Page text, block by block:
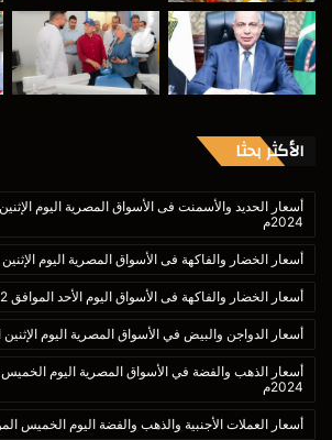
الأكثر بحثا
2024م
أسعار الخضار والفاكهة فى الأسواق المصرية اليوم الإثنين الموافق 20
أسعار الخضار والفاكهة فى الأسواق اليوم الأحد الموافق 2 فبراير 2025م
أسعار الدواجن والبيض في الأسواق المصرية اليوم الإثنين الموافق 20
2024م
أسعار العملات الأجنبية والذهب والفضة اليوم الخميس الموافق 20 مارس